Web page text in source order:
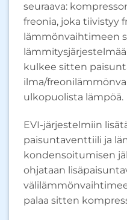
seuraava:
freonia, joka tiivistyy
lämmönvaihtimeen
kulkee sitten
ilma/
ulkopuolista lämpöä.
EVI-järjestelmiin
paisuntaventtiili ja
kondensoitumisen
ohjataan
palaa sitten